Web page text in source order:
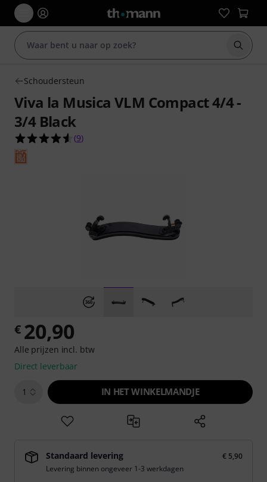
Zoek
Schoudersteun
Viva la Musica VLM Compact 4/4 -
3/4 Black
4.6 van de 5 sterren van 9 klantbeoordelingen
(9)
€ 20,90
Alle prijzen incl. btw
Direct leverbaar
1 IN HET WINKELMANDJE
Standaard levering
€ 5,90
Levering binnen ongeveer 1-3 werkdagen